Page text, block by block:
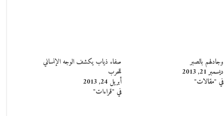
وجادلهم بالصبر
ديسمبر 21, 2013
في "مقالات"
صفاء ذياب يكشف الوجه الإنساني
للحرب
أبريل 24, 2013
في "قراءات"